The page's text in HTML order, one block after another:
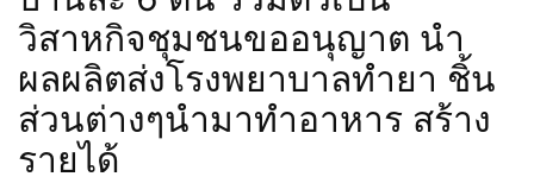
วิสาหกิจชุมชนขออนุญาต นำ
ผลผลิตส่งโรงพยาบาลทำยา ชิ้น
ส่วนต่างๆนำมาทำอาหาร สร้าง
รายได้